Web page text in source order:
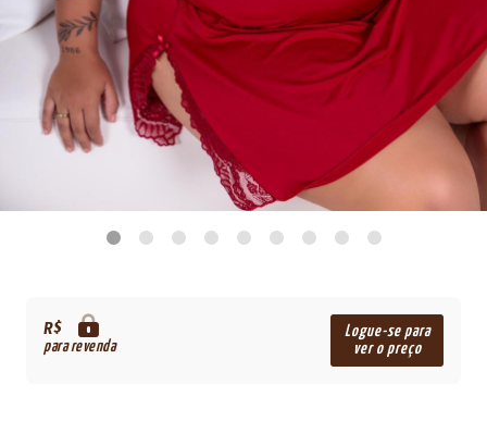
R$
para revenda
Logue-se para
ver o preço